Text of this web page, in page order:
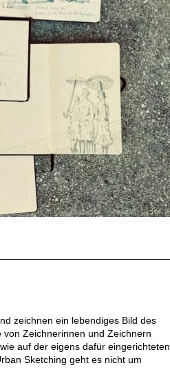
zeichnen ein lebendiges Bild des
von Zeichnerinnen und Zeichnern
auf der eigens dafür eingerichteten
Sketching geht es nicht um